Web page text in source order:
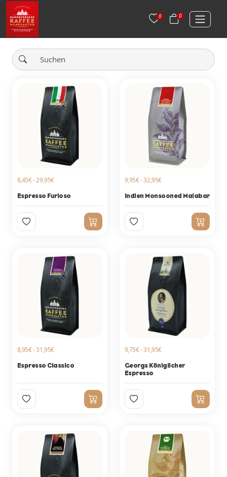
0 0
8,45€ - 29,95€
Espresso Furioso
9,95€ - 32,95€
Indien Monsooned Malabar
8,95€ - 31,95€
Espresso Classico
9,75€ - 31,95€
Georgs Königlicher
Espresso